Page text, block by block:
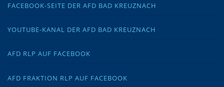
FACEBOOK-SEITE DER AFD BAD KREUZNACH
YOUTUBE-KANAL DER AFD BAD KREUZNACH
AFD RLP AUF FACEBOOK
AFD FRAKTION RLP AUF FACEBOOK